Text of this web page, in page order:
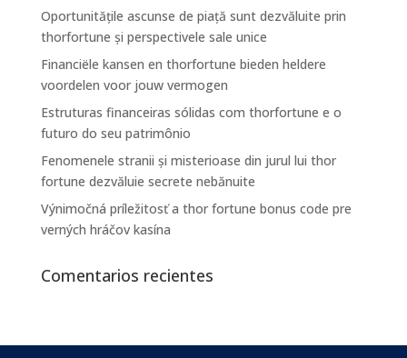
Oportunitățile ascunse de piață sunt dezvăluite prin
thorfortune și perspectivele sale unice
Financiële kansen en thorfortune bieden heldere
voordelen voor jouw vermogen
Estruturas financeiras sólidas com thorfortune e o
futuro do seu patrimônio
Fenomenele stranii și misterioase din jurul lui thor
fortune dezvăluie secrete nebănuite
Výnimočná príležitosť a thor fortune bonus code pre
verných hráčov kasína
Comentarios recientes